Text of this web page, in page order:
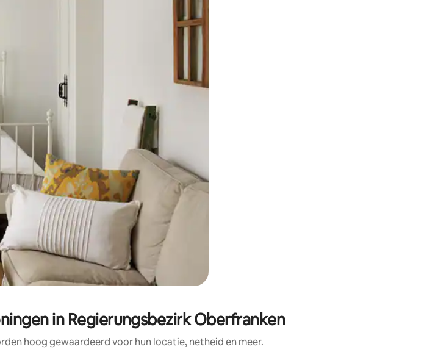
omhoog en omlaag, óf door te tikken of swipen.
in Regierungsbezirk Oberfranken
hoog gewaardeerd voor hun locatie, netheid en meer.